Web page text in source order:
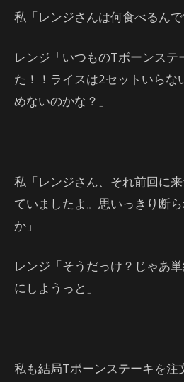
私「レンジさんは何食べるんで
レンジ「いつものTボーンステ
た！！ライスは2セットいらな
めないのかな？」
私「レンジさん、それ前回に
ていましたよ。思いっきり断
か」
レンジ「そうだっけ？じゃあ
にしようっと」
私も結局Tボーンステーキを注